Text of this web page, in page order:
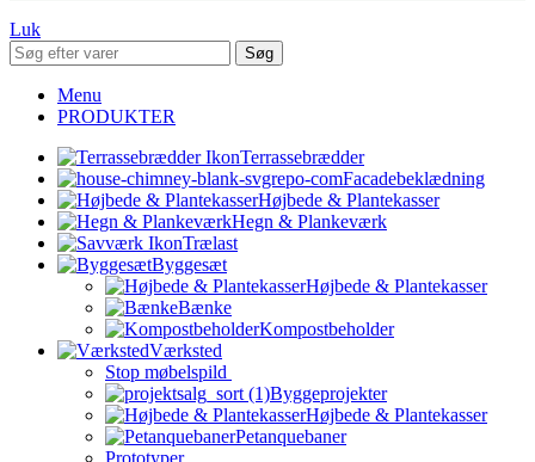
Luk
Søg
Menu
PRODUKTER
Terrassebrædder
Facadebeklædning
Højbede & Plantekasser
Hegn & Plankeværk
Trælast
Byggesæt
Højbede & Plantekasser
Bænke
Kompostbeholder
Værksted
Stop møbelspild
Byggeprojekter
Højbede & Plantekasser
Petanquebaner
Prototyper